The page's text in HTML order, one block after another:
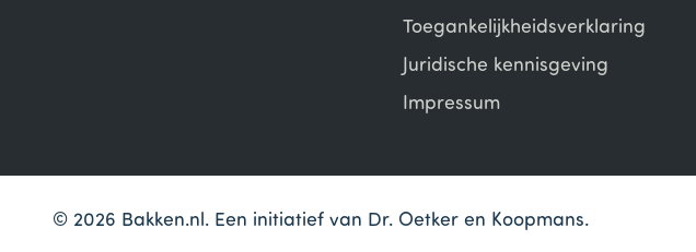
Toegankelijkheidsverklaring
Juridische kennisgeving
Impressum
© 2026 Bakken.nl. Een initiatief van Dr. Oetker en Koopmans.